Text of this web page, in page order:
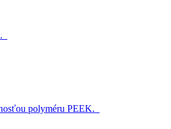
polyméru PEEK.